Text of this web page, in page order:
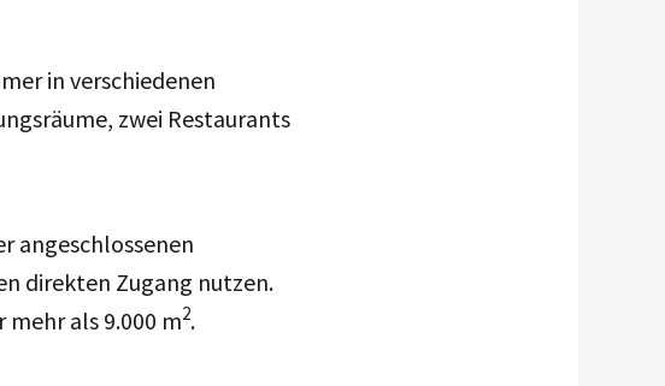
in verschiedenen
zwei Restaurants
angeschlossenen
direkten Zugang nutzen.
mehr als 9.000 m2.